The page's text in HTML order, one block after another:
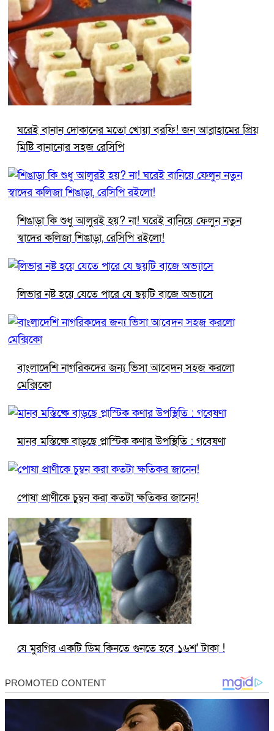
ঘরেই বানান দোকানের মতো খোয়া বরফি! জন আব্রাহামের প্রিয়
মিষ্টি বানানোর সহজ রেসিপি
শিঙাড়া কি শুধু আলুরই হয়? না! ঘরেই বানিয়ে ফেলুন নতুন
স্বাদের কলিজা শিঙাড়া, রেসিপি রইলো!
লিভার নষ্ট হয়ে যেতে পারে যে ছয়টি বাজে অভ্যাসে
বাংলাদেশি নাগরিকদের জন্য ভিসা আবেদন সহজ করলো
মেক্সিকো
মানব মস্তিষ্কে বাড়ছে প্লাস্টিক কণার উপস্থিতি : গবেষণা
পোষা প্রাণীকে চুম্বন করা কতটা ক্ষতিকর জানেন!
যে মুরগির একটি ডিম কিনতে গুনতে হবে ১৬শ' টাকা !